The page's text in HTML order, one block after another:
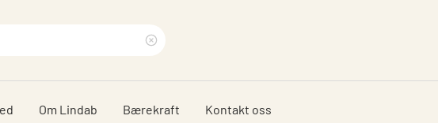
search
phrase
Om Lindab Bærekraft Kontakt oss